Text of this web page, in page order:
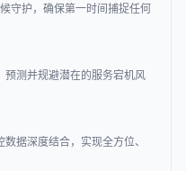
守护，确保第一时间捕捉任何
预测并规避潜在的服务宕机风
据深度结合，实现全方位、